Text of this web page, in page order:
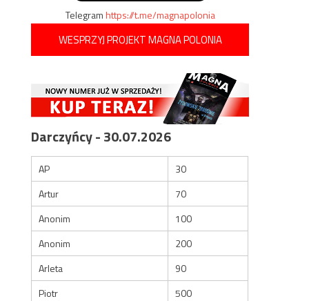
Telegramhttps://t.me/magnapolonia
WESPRZYJ PROJEKT MAGNA POLONIA
Darczyńcy - 30.07.2026
AP
30
Artur
70
Anonim
100
Anonim
200
Arleta
90
Piotr
500